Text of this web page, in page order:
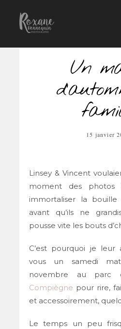
Un
15 janvier
Linsey & Vincent
moment des
immortaliser la
avant qu’ils ne
pousse vite les bouts
C’est pourquoi je leur
vous un samedi
novembre au parc
Compiègne pour rire,
et accessoirement,
Le temps un peu